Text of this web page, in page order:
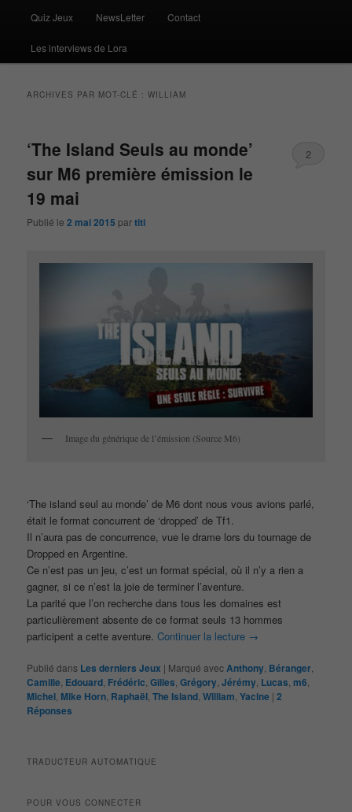
Quiz Jeux NewsLetter Contact
Les interviews de Lora
ARCHIVES PAR MOT-CLÉ :WILLIAM
‘The Island Seuls au monde’
sur M6 première émission le
19 mai
Publié le2 mai 2015 partiti
2
Image du générique de l’émission (Source M6)
‘The island seul au monde’ de M6 dont nous vous avions parlé,
était le format concurrent de ‘dropped’ de Tf1.
Il n’aura pas de concurrence, vue le drame lors du tournage de
Dropped en Argentine.
Ce n’est pas un jeu, c’est un format spécial, où il n’y a rien a
gagner, si ce n’est la joie de terminer l’aventure.
La parité que l’on recherche dans tous les domaines est
particulièrement absente de ce format seuls 13 hommes
participent a cette aventure.Continuer la lecture →
Publié dans Les derniers Jeux | Marqué avecAnthony Béranger
Camille Edouard Frédéric ,Gilles ,Grégory ,Jérémy Lucas ,m6
Michel Mike Horn Raphaël ,The Island ,William ,Yacine |2
Réponses
TRADUCTEUR AUTOMATIQUE
POUR VOUS CONNECTER